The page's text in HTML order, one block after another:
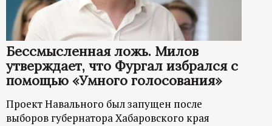
р
т
а
л
Бессмысленная ложь. Милов
утверждает, что Фургал избрался с
помощью «Умного голосования»
Проект Навального был запущен после
выборов губернатора Хабаровского края